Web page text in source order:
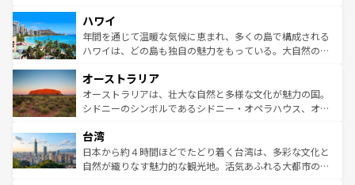
ば市内交通費無料で観光を楽しむこともできる。 なお、新
着のスイス情報はコンテンツ一覧 を参照してほしい。
のような巨大都市は、観光、ショッピング、エンターテイ
ンメントが詰まった刺激的なスポットだ。一方、アメリカ
西部には大自然が広がり、グランドキャニオンやイエロー
部のニューオーリンズでは、音楽と美食が融合した独特の
文化が魅力。旅行者はアメリカの各地域で異なる魅力を楽
しみながら、その多様性と豊かな歴史を感じることができ
ならではの贅沢な旅のスタイルだ。 なお、新着のアメリカ
情報はコンテンツ一覧を参照してほしい。
ハワイ
年間を通じて温暖な気候に恵まれ、多くの島で構成される
ハワイは、どの島も独自の魅力をもっている。大自然の神
ワイ島は見逃せない。また、定番の観光地といえばオアフ
島だが、静かな自然を求めるならマウイ島やカウアイ島が
おすすめ。エメラルドグリーンに輝く海をはじめ、豊かな
れるおもてなしの心で訪れる人々を迎えてくれるハワイの
人々、おいしいローカルフードやハワイアンミュージッ
ク、伝統的なフラダンスなど、すべてがハワイの魅力を彩
オーストラリア
オーストラリアは、壮大な自然と多様な文化が魅力の国。
シドニーのシンボルであるシドニー・オペラハウス、オー
リアリーフや大陸中央部にそびえるウルル（エアーズロッ
ク）、タスマニアの美しい原生林やケアンズの熱帯雨林な
ど、見どころがたくさん。また、カフェやワイン、オージ
台湾
日本から約４時間ほどでたどり着く台湾は、多彩な文化と
自然が織りなす魅力的な観光地。活気あふれる大都市の台